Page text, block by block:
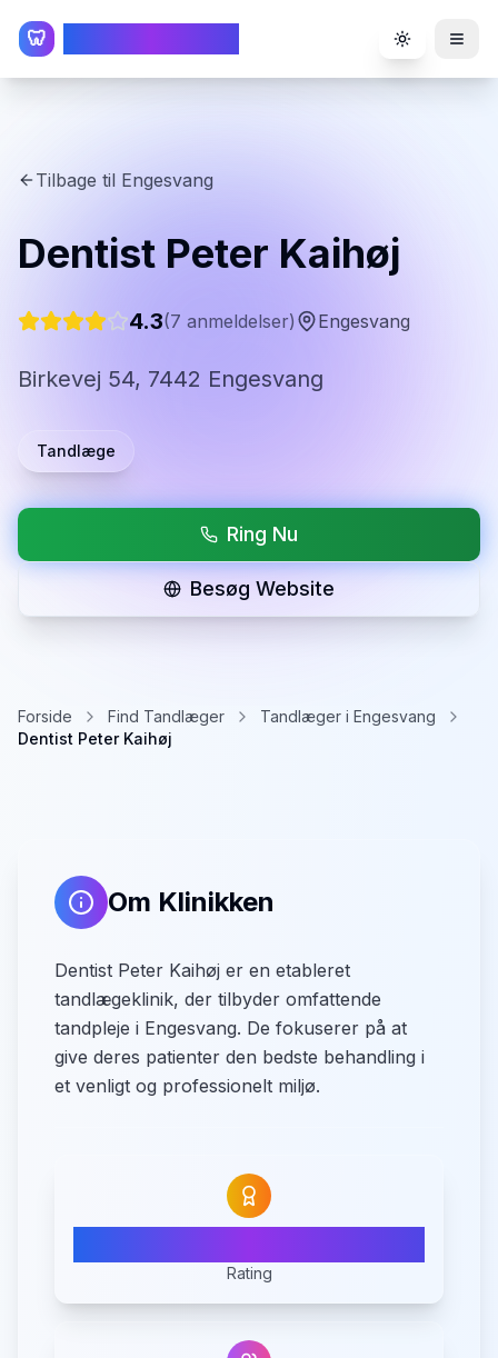
🦷 Toggle
Tilbage til Engesvang
Dentist Peter Kaihøj
4.3(7 anmeldelser) Engesvang
Birkevej 54, 7442 Engesvang
Tandlæge
Ring Nu
Besøg Website
Forside Find Tandlæger
Tandlæger i Engesvang
Dentist Peter Kaihøj
Om Klinikken
Dentist Peter Kaihøj er en etableret
tandlægeklinik, der tilbyder omfattende
tandpleje i Engesvang. De fokuserer på at
give deres patienter den bedste behandling i
et venligt og professionelt miljø.
Rating